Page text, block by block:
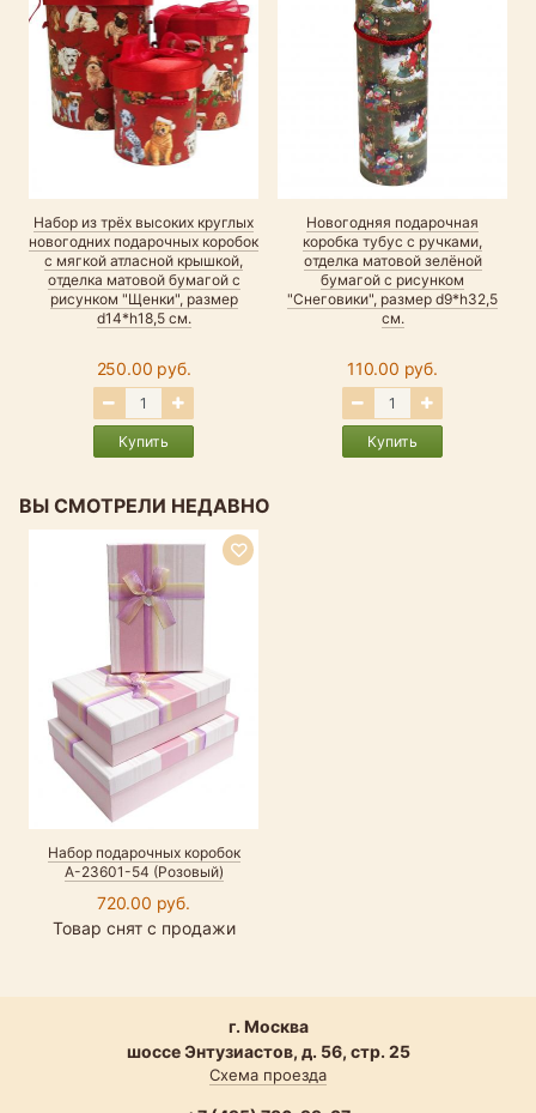
Набор из трёх высоких круглых
новогодних подарочных коробок
с мягкой атласной крышкой,
отделка матовой бумагой с
рисунком "Щенки", размер
d14*h18,5 см.
250.00 руб.
Купить
Новогодняя подарочная
коробка тубус с ручками,
отделка матовой зелёной
бумагой с рисунком
"Снеговики", размер d9*h32,5
см.
110.00 руб.
Купить
ВЫ СМОТРЕЛИ НЕДАВНО
Набор подарочных коробок
А-23601-54 (Розовый)
720.00 руб.
Товар снят с продажи
г. Москва
шоссе Энтузиастов, д. 56, стр. 25
Схема проезда